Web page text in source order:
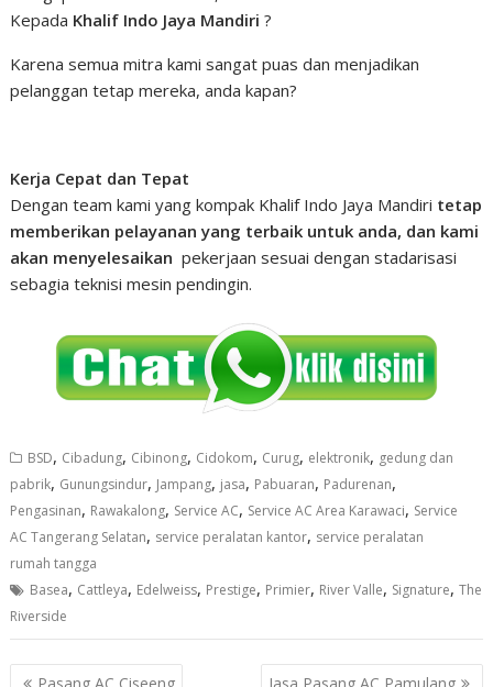
Kepada Khalif Indo Jaya Mandiri?
Karena semua mitra kami sangat puas dan menjadikan
pelanggan tetap mereka, anda kapan?
Kerja Cepat dan Tepat
Dengan team kami yang kompak Khalif Indo Jaya Mandiri tetap
memberikan pelayanan yang terbaik untuk anda, dan kami
akan menyelesaikan pekerjaan sesuai dengan stadarisasi
sebagia teknisi mesin pendingin.
BSD, Cibadung, Cibinong, Cidokom, Curug, elektronik, gedung dan
pabrik, Gunungsindur, Jampang, jasa, Pabuaran, Padurenan,
Pengasinan, Rawakalong, Service AC, Service AC Area Karawaci, Service
AC Tangerang Selatan, service peralatan kantor, service peralatan
rumah tangga
Basea, Cattleya, Edelweiss, Prestige, Primier, River Valle, Signature,The
Riverside
Navigasi